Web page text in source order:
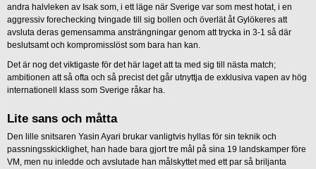
andra halvleken av Isak som, i ett läge när Sverige var som mest hotat, i en
aggressiv forechecking tvingade till sig bollen och överlät åt Gylökeres att
avsluta deras gemensamma ansträngningar genom att trycka in 3-1 så där
beslutsamt och kompromisslöst som bara han kan.
Det är nog det viktigaste för det här laget att ta med sig till nästa match;
ambitionen att så ofta och så precist det går utnyttja de exklusiva vapen av hög
internationell klass som Sverige råkar ha.
Lite sans och måtta
Den lille snitsaren Yasin Ayari brukar vanligtvis hyllas för sin teknik och
passningsskicklighet, han hade bara gjort tre mål på sina 19 landskamper före
VM, men nu inledde och avslutade han målskyttet med ett par så briljanta